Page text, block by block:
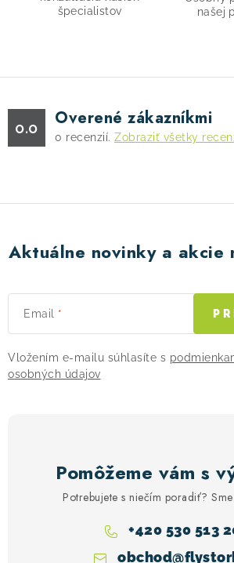
p
s
u
špecialistov
našej
0.0 Overené zákazníkmi
0 recenzií. Zobraziť všetky
Aktuálne novinky a akcie
Email
Vložením e-mailu súhlasíte s
osobných údajov
Pomôžeme vám s
Potrebujete s niečím poradiť?
obchod@
+420 530 513